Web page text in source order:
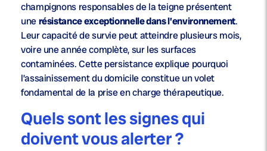
champignons responsables de la teigne présentent
unerésistance exceptionnelle dans l’environnement.
Leur capacité de survie peut atteindre plusieurs mois,
voire une année complète, sur les surfaces
contaminées. Cette persistance explique pourquoi
l’assainissement du domicile constitue un volet
fondamental de la prise en charge thérapeutique.
Quels sont les signes qui
doivent vous alerter ?